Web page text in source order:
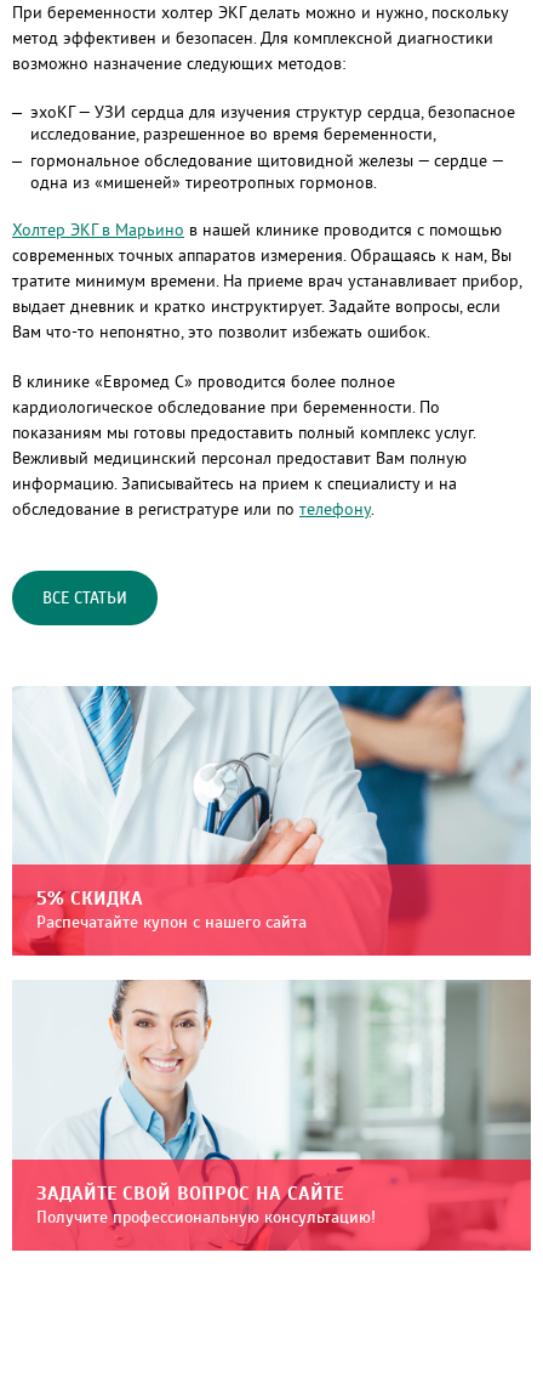
При беременности холтер ЭКГ делать можно и нужно, поскольку
метод эффективен и безопасен. Для комплексной диагностики
возможно назначение следующих методов:
эхоКГ — УЗИ сердца для изучения структур сердца, безопасное
исследование, разрешенное во время беременности,
гормональное обследование щитовидной железы — сердце —
одна из «мишеней» тиреотропных гормонов.
Холтер ЭКГ в Марьино в нашей клинике проводится с помощью
современных точных аппаратов измерения. Обращаясь к нам, Вы
тратите минимум времени. На приеме врач устанавливает прибор,
выдает дневник и кратко инструктирует. Задайте вопросы, если
Вам что-то непонятно, это позволит избежать ошибок.
В клинике «Евромед С» проводится более полное
кардиологическое обследование при беременности. По
показаниям мы готовы предоставить полный комплекс услуг.
Вежливый медицинский персонал предоставит Вам полную
информацию. Записывайтесь на прием к специалисту и на
обследование в регистратуре или по телефону.
ВСЕ СТАТЬИ
5% СКИДКА
Распечатайте купон с нашего сайта
ЗАДАЙТЕ СВОЙ ВОПРОС НА САЙТЕ
Получите профессиональную консультацию!